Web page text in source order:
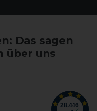
Das sagen
über uns